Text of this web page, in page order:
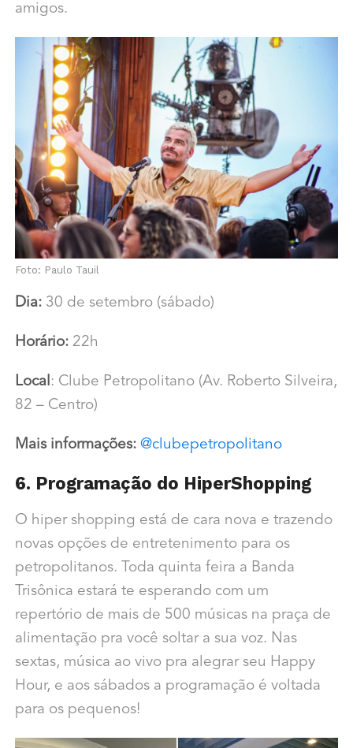
amigos.
Foto: Paulo Tauil
Dia: 30 de setembro (sábado)
Horário:22h
Local : Clube Petropolitano (Av. Roberto Silveira,
82 – Centro)
Mais informações: @clubepetropolitano
6. Programação do HiperShopping
O hiper shopping está de cara nova e trazendo
novas opções de entretenimento para os
petropolitanos. Toda quinta feira a Banda
Trisônica estará te esperando com um
repertório de mais de 500 músicas na praça de
alimentação pra você soltar a sua voz. Nas
sextas, música ao vivo pra alegrar seu Happy
Hour, e aos sábados a programação é voltada
para os pequenos!